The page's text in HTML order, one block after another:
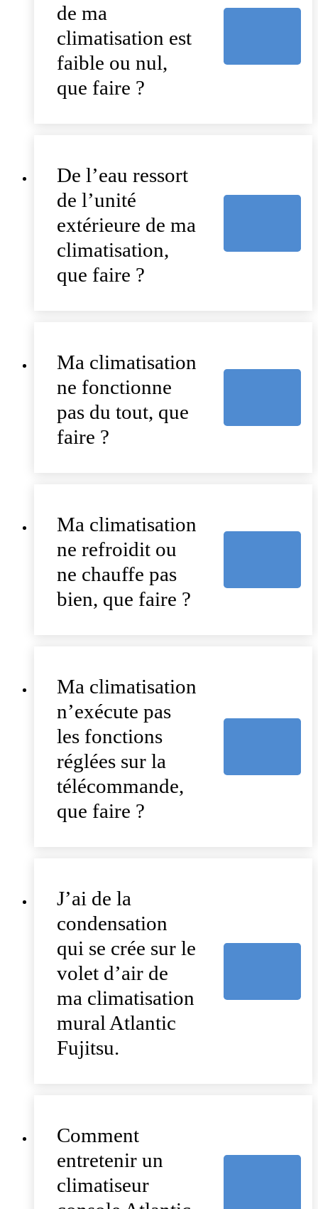
de ma
climatisation est
faible ou nul,
que faire ?
De l’eau ressort
de l’unité
extérieure de ma
climatisation,
que faire ?
Ma climatisation
ne fonctionne
pas du tout, que
faire ?
Ma climatisation
ne refroidit ou
ne chauffe pas
bien, que faire ?
Ma climatisation
n’exécute pas
les fonctions
réglées sur la
télécommande,
que faire ?
J’ai de la
condensation
qui se crée sur le
volet d’air de
ma climatisation
mural Atlantic
Fujitsu.
Comment
entretenir un
climatiseur